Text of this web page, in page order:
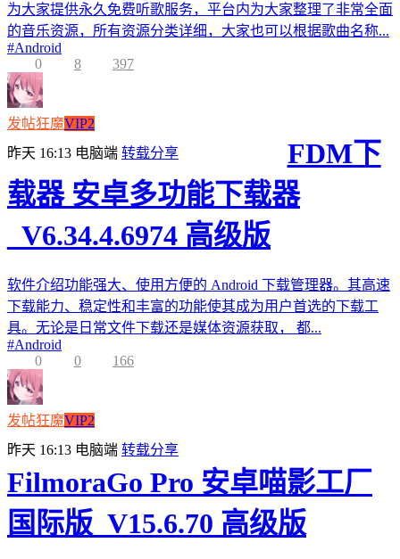
为大家提供永久免费听歌服务，平台内为大家整理了非常全面
的音乐资源，所有资源分类详细，大家也可以根据歌曲名称...
#Android
0
8 397
发帖狂魔VIP2
昨天 16:13 电脑端 转载分享
FDM下
载器 安卓多功能下载器
_V6.34.4.6974 高级版
软件介绍功能强大、使用方便的 Android 下载管理器。其高速
下载能力、稳定性和丰富的功能使其成为用户首选的下载工
具。无论是日常文件下载还是媒体资源获取， 都...
#Android
0
0 166
发帖狂魔VIP2
昨天 16:13 电脑端 转载分享
FilmoraGo Pro 安卓喵影工厂
国际版_V15.6.70 高级版